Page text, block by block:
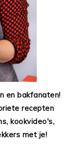
en bakfanaten!
recepten
kookvideo's,
met je!